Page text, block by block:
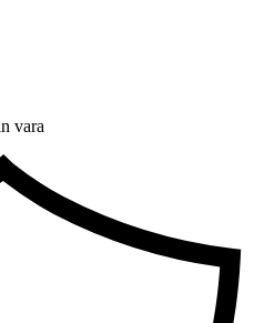
vara